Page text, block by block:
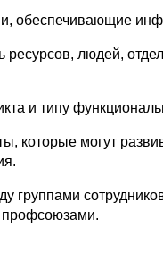
обеспечивающие
людей,
и типу
которые могут
профсоюзами.